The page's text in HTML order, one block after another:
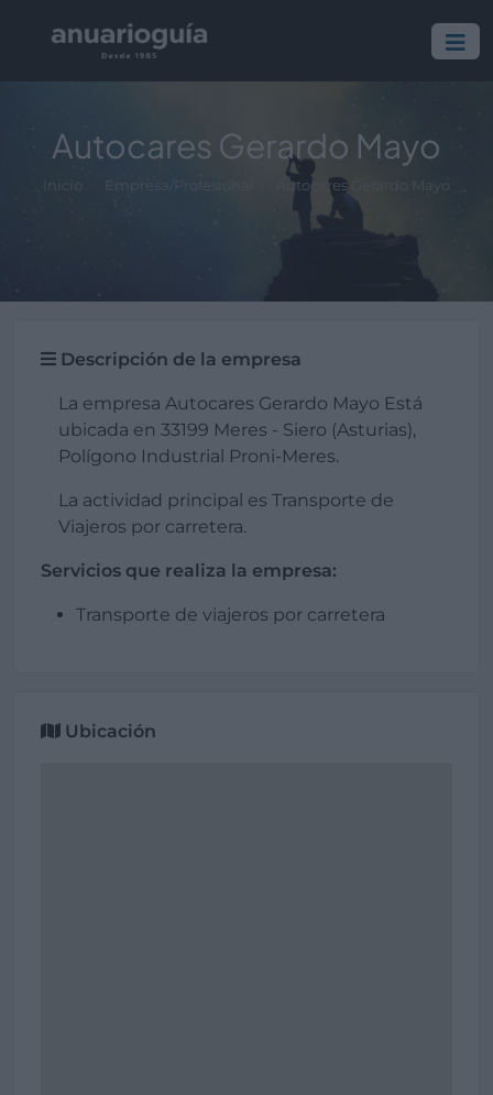
Autocares Gerardo Mayo
Autocares Gerardo Mayo
Descripción de la empresa
La empresa Autocares Gerardo Mayo Está
ubicada en 33199 Meres - Siero (Asturias),
Polígono Industrial Proni-Meres.
La actividad principal es Transporte de
Viajeros por carretera.
Servicios que realiza la empresa:
Transporte de viajeros por carretera
Ubicación